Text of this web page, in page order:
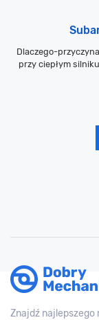
Dlaczego-
przy ciepłym
Znajdź najlepszego